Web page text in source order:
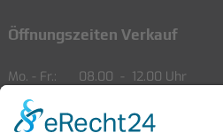
Öffnungszeiten Verkauf
Mo. - Fr. 08.00 - 12.00 Uhr
Sa.
09.00 - 14.00 Uhr